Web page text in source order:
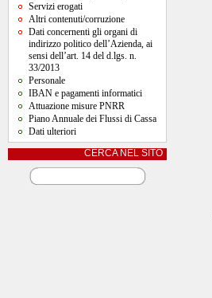
Servizi erogati
Altri contenuti/corruzione
Dati concernenti gli organi di
indirizzo politico dell’Azienda, ai
sensi dell’art. 14 del d.lgs. n.
33/2013
Personale
IBAN e pagamenti informatici
Attuazione misure PNRR
Piano Annuale dei Flussi di Cassa
Dati ulteriori
CERCA NEL SITO